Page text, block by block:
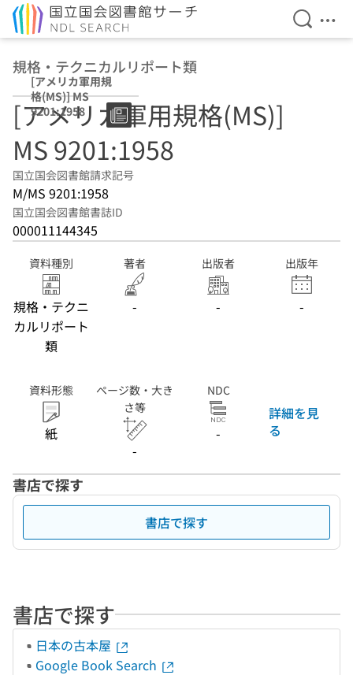
検索を
メ
規格・テクニカルリポート類
[アメリカ軍用規
格(MS)] MS
9201:1958
[アメリカ軍用規格(MS)]
MS 9201:1958
国立国会図書館請求記号
M/MS 9201:1958
国立国会図書館書誌ID
000011144345
資料種別
規格・テクニ
カルリポート
類
著者
-
出版者
-
出版年
-
資料形態
紙
ページ数・大き
さ等
-
NDC
-
詳細を見
る
書店で探す
書店で探す
書店で探す
日本の古本屋
Google Book Search